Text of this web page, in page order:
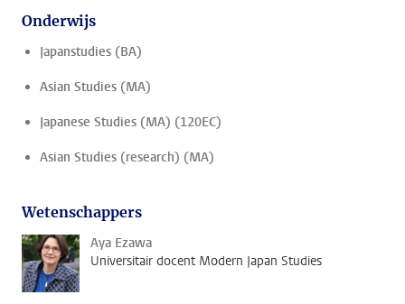
Onderwijs
Japanstudies (BA)
Asian Studies (MA)
Japanese Studies (MA) (120EC)
Asian Studies (research) (MA)
Wetenschappers
Aya Ezawa
Universitair docent Modern Japan Studies